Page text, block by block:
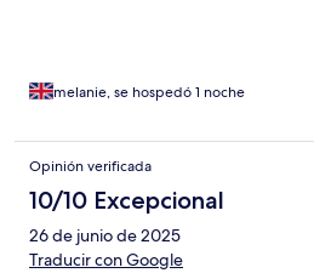
melanie, se hospedó 1 noche
Opinión verificada
10/10 Excepcional
26 de junio de 2025
Traducir con Google